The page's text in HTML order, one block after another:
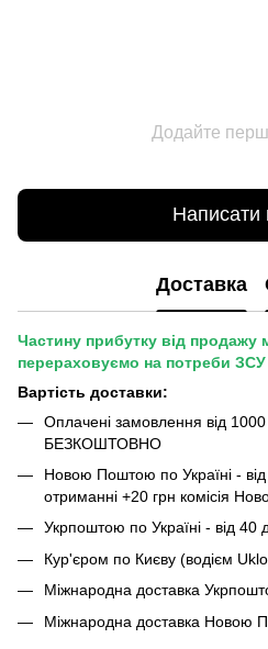
Додайте
Написати
Доставка
Частину прибутку від продажу
перераховуємо на потреби ЗСУ
Вартість доставки:
Оплачені замовлення від 1000
БЕЗКОШТОВНО
Новою Поштою по Україні -
отриманні +20 грн комісія
Укрпоштою по Україні - від 40
Кур'єром по Києву (водієм
Міжнародна доставка
Міжнародна доставка Новою